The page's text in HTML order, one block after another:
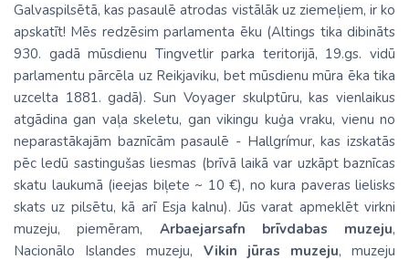
Galvaspilsētā, kas pasaulē atrodas vistālāk uz ziemeļiem, ir ko
apskatīt! Mēs redzēsim parlamenta ēku (Altings tika dibināts
930. gadā mūsdienu Tingvetlir parka teritorijā, 19.gs. vidū
parlamentu pārcēla uz Reikjaviku, bet mūsdienu mūra ēka tika
uzcelta 1881. gadā). Sun Voyager skulptūru, kas vienlaikus
atgādina gan vaļa skeletu, gan vikingu kuģa vraku, vienu no
neparastākajām baznīcām pasaulē - Hallgrímur, kas izskatās
pēc ledū sastingušas liesmas (brīvā laikā var uzkāpt baznīcas
skatu laukumā (ieejas biļete ~ 10 €), no kura paveras lielisks
skats uz pilsētu, kā arī Esja kalnu). Jūs varat apmeklēt virkni
muzeju, piemēram, Arbaejarsafn brīvdabas muzeju,
Nacionālo Islandes muzeju, Vikin jūras muzeju, muzeju